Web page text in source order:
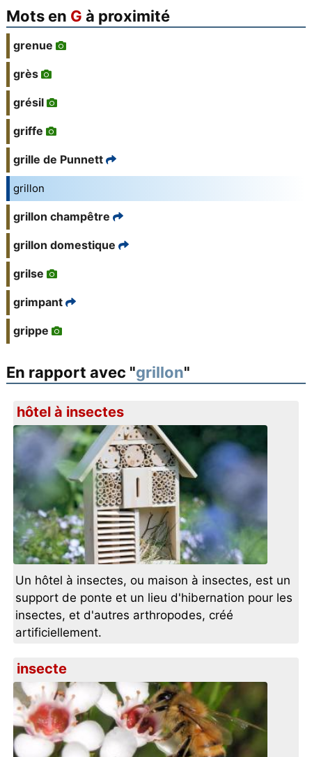
Mots en G à proximité
grenue
grès
grésil
griffe
grille de Punnett
grillon
grillon champêtre
grillon domestique
grilse
grimpant
grippe
En rapport avec "grillon"
hôtel à insectes
Un hôtel à insectes, ou maison à insectes, est un
support de ponte et un lieu d'hibernation pour les
insectes, et d'autres arthropodes, créé
artificiellement.
insecte